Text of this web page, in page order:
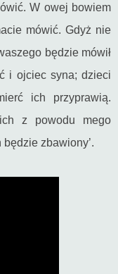
W owej bowiem
mówić. Gdyż nie
będzie mówił
i ojciec syna; dzieci
ich przyprawią.
z powodu mego
zbawiony’.